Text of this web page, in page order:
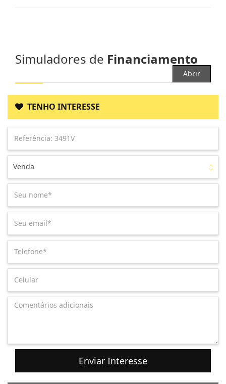
Simuladores de Financiamento
Abrir
TENHO INTERESSE
Venda
Enviar Interesse